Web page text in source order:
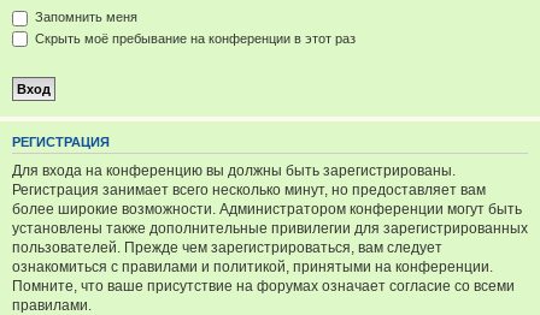
Запомнить меня
Скрыть моё пребывание на конференции в этот раз
РЕГИСТРАЦИЯ
Для входа на конференцию вы должны быть зарегистрированы.
Регистрация занимает всего несколько минут, но предоставляет вам
более широкие возможности. Администратором конференции могут быть
установлены также дополнительные привилегии для зарегистрированных
пользователей. Прежде чем зарегистрироваться, вам следует
ознакомиться с правилами и политикой, принятыми на конференции.
Помните, что ваше присутствие на форумах означает согласие со всеми
правилами.